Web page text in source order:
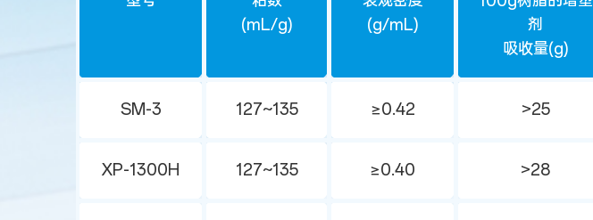
(mL/g)
(g/mL)
剂
吸收量(g)
SM-3 127~135 ≥0.42 >25
XP-1300H 127~135 ≥0.40 >28